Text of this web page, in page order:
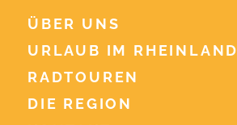
ÜBER UNS
URLAUB IM RHEINLAND
RADTOUREN
DIE REGION